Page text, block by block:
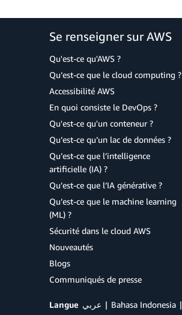
Se renseigner sur AWS
Qu'est-ce qu'AWS ?
Qu’est-ce que le cloud computing ?
Accessibilité AWS
En quoi consiste le DevOps ?
Qu'est-ce qu'un conteneur ?
Qu’est-ce qu’un lac de données ?
Qu’est-ce que l’intelligence
artificielle (IA) ?
Qu’est-ce que l’IA générative ?
Qu’est-ce que le machine learning
(ML) ?
Sécurité dans le cloud AWS
Nouveautés
Blogs
Communiqués de presse
Langue عربي Bahasa Indonesia